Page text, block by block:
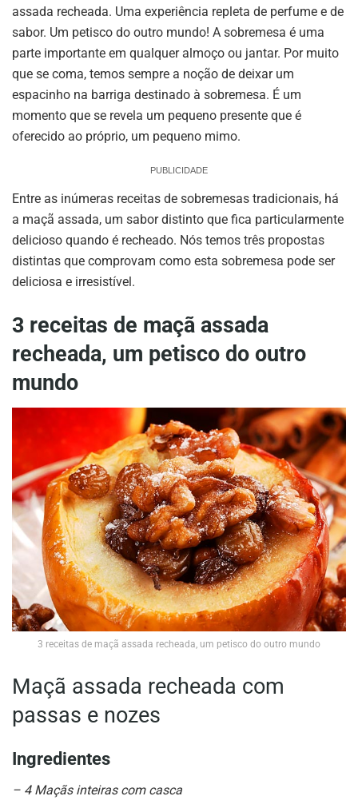
assada recheada. Uma experiência repleta de perfume e de
sabor. Um petisco do outro mundo! A sobremesa é uma
parte importante em qualquer almoço ou jantar. Por muito
que se coma, temos sempre a noção de deixar um
espacinho na barriga destinado à sobremesa. É um
momento que se revela um pequeno presente que é
oferecido ao próprio, um pequeno mimo.
PUBLICIDADE
Entre as inúmeras receitas de sobremesas tradicionais, há
a maçã assada, um sabor distinto que fica particularmente
delicioso quando é recheado. Nós temos três propostas
distintas que comprovam como esta sobremesa pode ser
deliciosa e irresistível.
3 receitas de maçã assada
recheada, um petisco do outro
mundo
3 receitas de maçã assada recheada, um petisco do outro mundo
Maçã assada recheada com
passas e nozes
Ingredientes
– 4 Maçãs inteiras com casca